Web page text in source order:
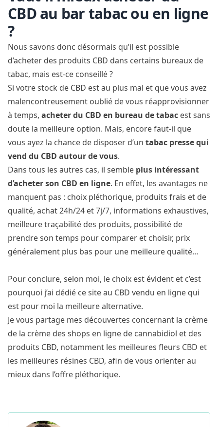
CBD au bar tabac ou en ligne
?
Nous savons donc désormais qu’il est possible
d’acheter des produits CBD dans certains bureaux de
tabac, mais est-ce conseillé ?
Si votre stock de CBD est au plus mal et que vous avez
malencontreusement oublié de vous réapprovisionner
à temps, acheter du CBD en bureau de tabac est sans
doute la meilleure option. Mais, encore faut-il que
vous ayez la chance de disposer d’un tabac presse qui
vend du CBD autour de vous.
Dans tous les autres cas, il semble plus intéressant
d’acheter son CBD en ligne. En effet, les avantages ne
manquent pas : choix pléthorique, produits frais et de
qualité, achat 24h/24 et 7j/7, informations exhaustives,
meilleure traçabilité des produits, possibilité de
prendre son temps pour comparer et choisir, prix
généralement plus bas pour une meilleure qualité…
Pour conclure, selon moi, le choix est évident et c’est
pourquoi j’ai dédié ce site au CBD vendu en ligne qui
est pour moi la meilleure alternative.
Je vous partage mes découvertes concernant la crème
de la crème des shops en ligne de cannabidiol et des
produits CBD, notamment les meilleures fleurs CBD et
les meilleures résines CBD, afin de vous orienter au
mieux dans l’offre pléthorique.